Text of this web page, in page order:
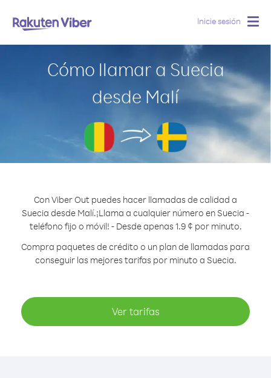
Inicie sesión
Cómo llamar a Suecia
desde Malí
Con Viber Out puedes hacer llamadas de calidad a
Suecia desde Malí.¡Llama a cualquier número en Suecia -
teléfono fijo o móvil! - Desde apenas 1.9 ¢ por minuto.
Compra paquetes de crédito o un plan de llamadas para
conseguir las mejores tarifas por minuto a Suecia.
Ver tarifas